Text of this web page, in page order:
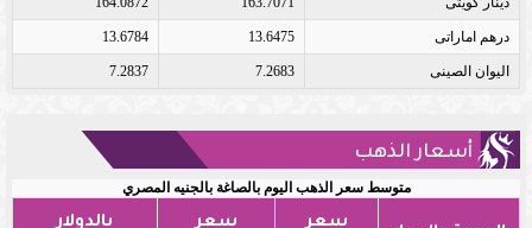
درهم اماراتى 13.6475
13.6784
اليوان الصينى 7.2683
7.2837
أسعار الذهب
متوسط سعر الذهب اليوم بالصاغة بالجنيه المصري
سعر
سعر
بالدولار